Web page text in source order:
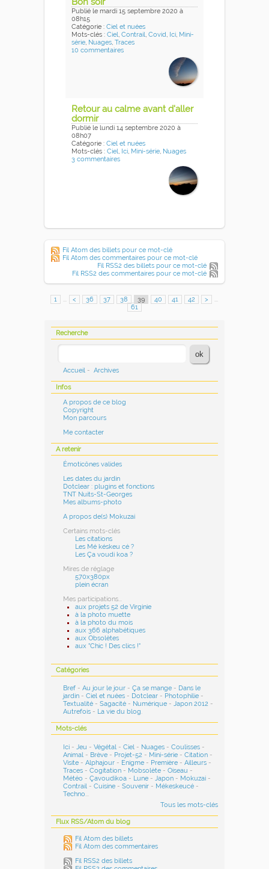
Publié le mardi 15 septembre 2020 à
08h15
Catégorie : Ciel et nuées
Mots-clés : Ciel, Contrail, Covid, Ici, Mini-
série, Nuages, Traces
10 commentaires
Retour au calme avant d'aller
dormir
Publié le lundi 14 septembre 2020 à
08h07
Catégorie : Ciel et nuées
Mots-clés : Ciel, Ici, Mini-série, Nuages
3 commentaires
Fil Atom des billets pour ce mot-clé
Fil Atom des commentaires pour ce mot-clé
Fil RSS2 des billets pour ce mot-clé
Fil RSS2 des commentaires pour ce mot-clé
1 ... < 36 37 38 39 40 41 42 >
...
61
Recherche
Accueil - Archives
Infos
A propos de ce blog
Copyright
Mon parcours
Me contacter
A retenir
Émoticônes valides
Les dates du jardin
Dotclear : plugins et fonctions
TNT Nuits-St-Georges
Mes albums-photo
A propos de(s) Mokuzai
Certains mots-clés
Les citations
Les Mé késkeu cé ?
Les Ça voudi koa ?
Mires de réglage
570x380px
plein écran
Mes participations...
aux projets 52 de Virginie
à la photo muette
à la photo du mois
aux 366 alphabétiques
aux Obsolètes
aux "Chic ! Des clics !"
Catégories
Bref -Au jour le jour -Ça se mange - Dans le
jardin -Ciel et nuées - Dotclear - Photophilie -
Textualité -Sagacité - Numérique -Japon 2012 -
Autrefois - La vie du blog.
Mots-clés
Ici -Jeu -Végétal -Ciel - Nuages -Coulisses -
Animal - Brève - Projet-52 - Mini-série -Citation -
Visite -Alphajour - Enigme - Première -Ailleurs -
Traces -Cogitation - Mobsolète -Oiseau -
Météo -Çavoudikoa - Lune -Japon - Mokuzai -
Contrail -Cuisine -Souvenir - Mékeskeucé -
Techno...
Tous les mots-clés
Flux RSS/Atom du blog
Fil Atom des billets
Fil Atom des commentaires
Fil RSS2 des billets